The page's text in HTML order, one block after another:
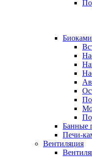
Банные
Печи-
Вентиляция